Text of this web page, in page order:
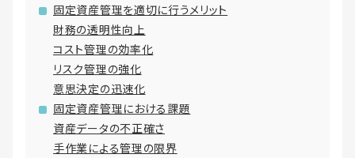
固定資産管理を適切に行うメリット
財務の透明性向上
コスト管理の効率化
リスク管理の強化
意思決定の迅速化
固定資産管理における課題
資産データの不正確さ
手作業による管理の限界